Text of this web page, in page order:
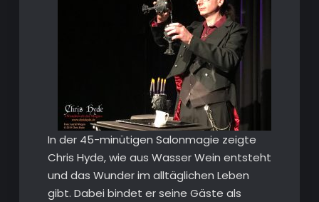
In der 45-minütigen Salonmagie zeigte
Chris Hyde, wie aus Wasser Wein entsteht
und das Wunder im alltäglichen Leben
gibt. Dabei bindet er seine Gäste als